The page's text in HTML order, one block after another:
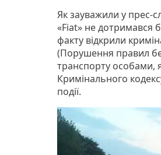
Як зауважили у прес-
«Fiat» не дотримався
факту відкрили
(Порушення правил
транспорту особами,
Кримінального
події.